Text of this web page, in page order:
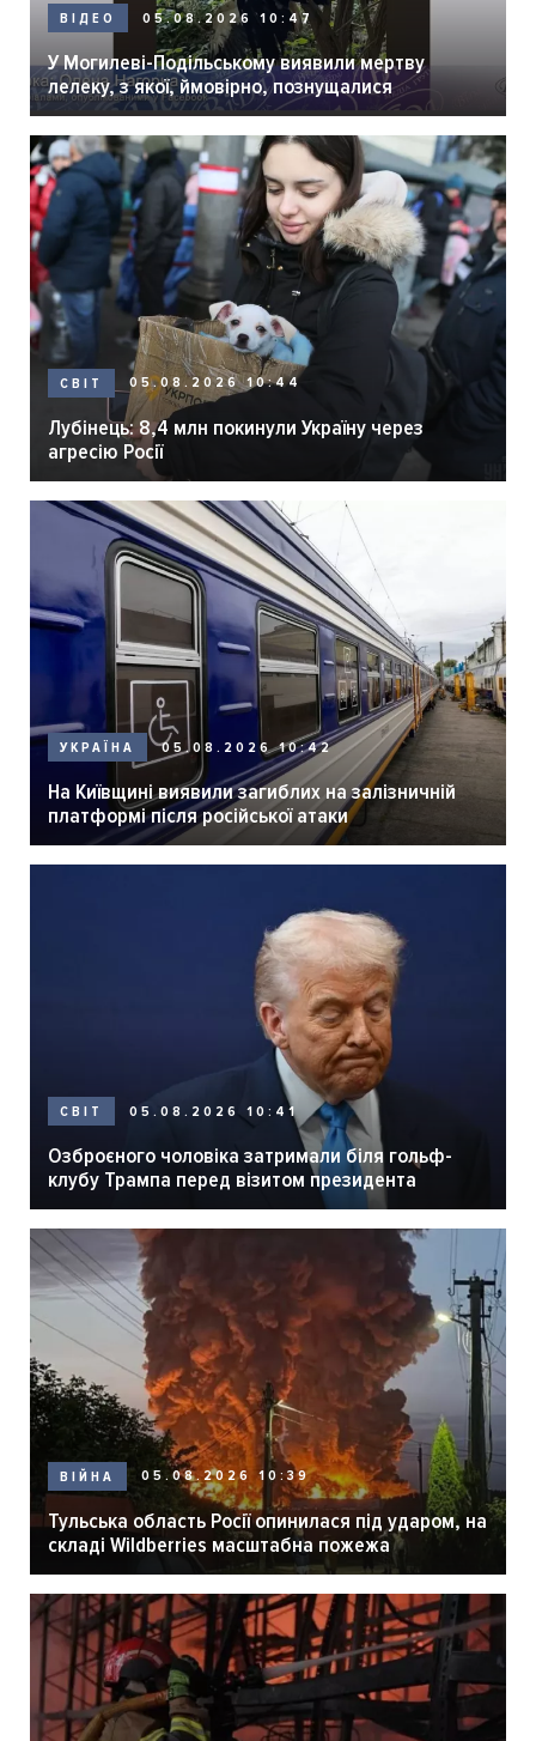
ВІДЕО 05.08.2026 10:47
У Могилеві-Подільському виявили мертву
лелеку, з якої, ймовірно, познущалися
СВІТ 05.08.2026 10:44
Лубінець: 8,4 млн покинули Україну через
агресію Росії
УКРАЇНА 05.08.2026 10:42
На Київщині виявили загиблих на залізничній
платформі після російської атаки
СВІТ 05.08.2026 10:41
Озброєного чоловіка затримали біля гольф-
клубу Трампа перед візитом президента
ВІЙНА 05.08.2026 10:39
Тульська область Росії опинилася під ударом, на
складі Wildberries масштабна пожежа